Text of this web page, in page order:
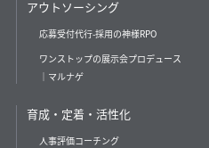
アウトソーシング
応募受付代行-採用の神様RPO
ワンストップの展示会プロデュース
｜マルナゲ
育成・定着・活性化
人事評価コーチング